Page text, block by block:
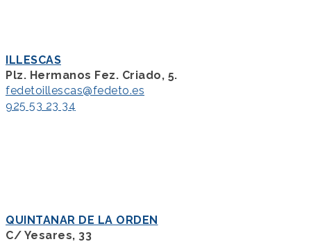
ILLESCAS
Plz. Hermanos Fez. Criado, 5.
fedetoillescas@fedeto.es
925 53 23 34
QUINTANAR DE LA ORDEN
C/ Yesares, 33